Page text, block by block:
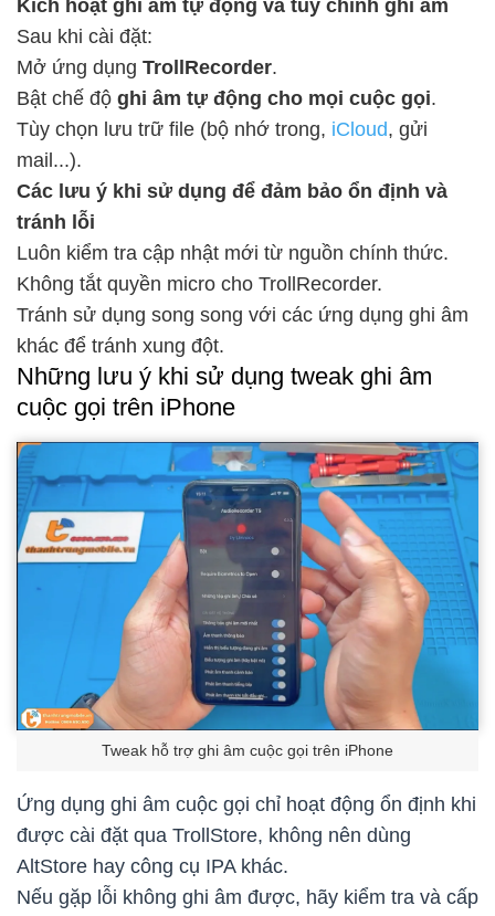
Kích hoạt ghi âm tự động và tùy chỉnh ghi âm
Sau khi cài đặt:
Mở ứng dụng TrollRecorder.
Bật chế độ ghi âm tự động cho mọi cuộc gọi.
Tùy chọn lưu trữ file (bộ nhớ trong, iCloud, gửi
mail...).
Các lưu ý khi sử dụng để đảm bảo ổn định và
tránh lỗi
Luôn kiểm tra cập nhật mới từ nguồn chính thức.
Không tắt quyền micro cho TrollRecorder.
Tránh sử dụng song song với các ứng dụng ghi âm
khác để tránh xung đột.
Những lưu ý khi sử dụng tweak ghi âm
cuộc gọi trên iPhone
Tweak hỗ trợ ghi âm cuộc gọi trên iPhone
Ứng dụng ghi âm cuộc gọi chỉ hoạt động ổn định khi
được cài đặt qua TrollStore, không nên dùng
AltStore hay công cụ IPA khác.
Nếu gặp lỗi không ghi âm được, hãy kiểm tra và cấp